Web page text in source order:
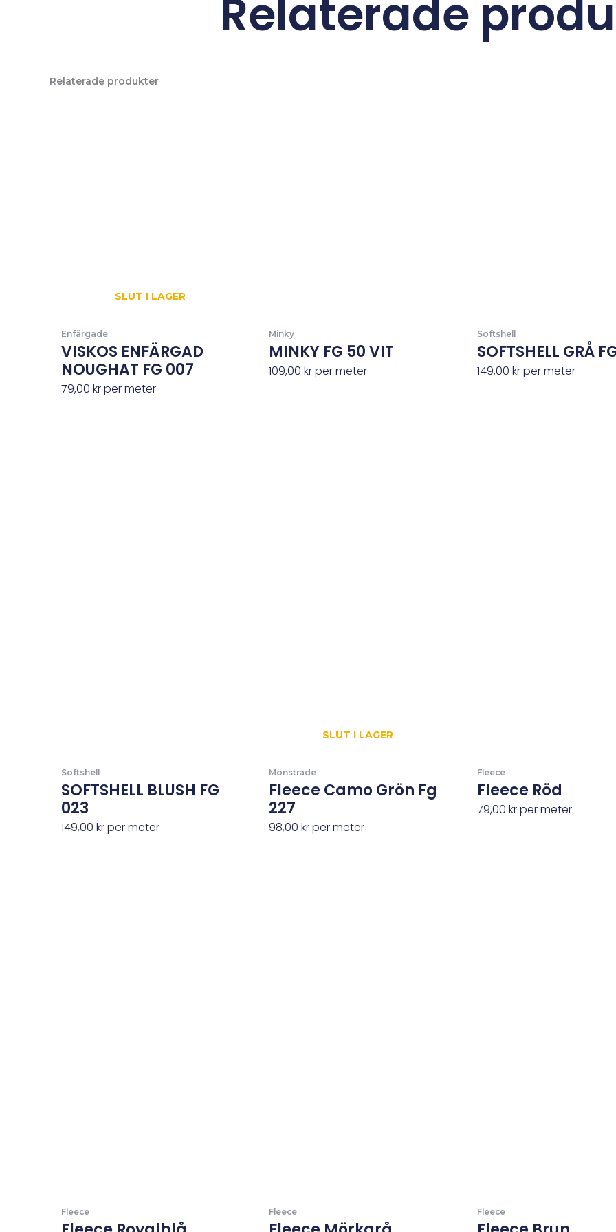
Relaterade
Relaterade produkter
SLUT I LAGER
Enfärgade
VISKOS ENFÄRGAD
NOUGHAT FG 007
79,00 krper meter
Minky
MINKY FG 50 VIT
109,00krper meter
Softshell
SOFTSHELL GRÅ
149,00 krper meter
Softshell
SOFTSHELL BLUSH FG
023
149,00 krper meter
SLUT I LAGER
Mönstrade
Fleece Camo Grön Fg
227
98,00krper meter
Fleece
Fleece Röd
79,00 krper meter
Fleece Fleece Fleece